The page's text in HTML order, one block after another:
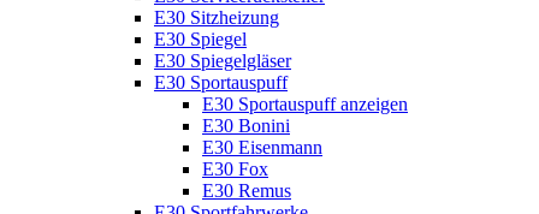
E30 Sitzheizung
E30 Spiegel
E30 Spiegelgläser
E30 Sportauspuff
E30 Sportauspuff anzeigen
E30 Bonini
E30 Eisenmann
E30 Fox
E30 Remus